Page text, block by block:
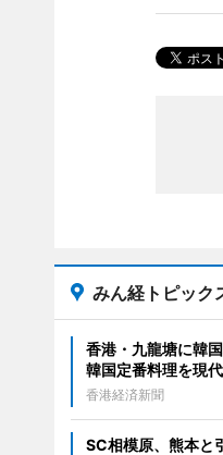
みん経トピック
香港・九龍塘に韓
韓国定番料理を現
香港経済新聞
SC相模原、熊本